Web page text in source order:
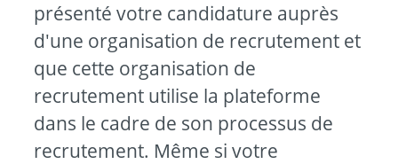
présenté votre candidature auprès
d'une organisation de recrutement et
que cette organisation de
recrutement utilise la plateforme
dans le cadre de son processus de
recrutement. Même si votre